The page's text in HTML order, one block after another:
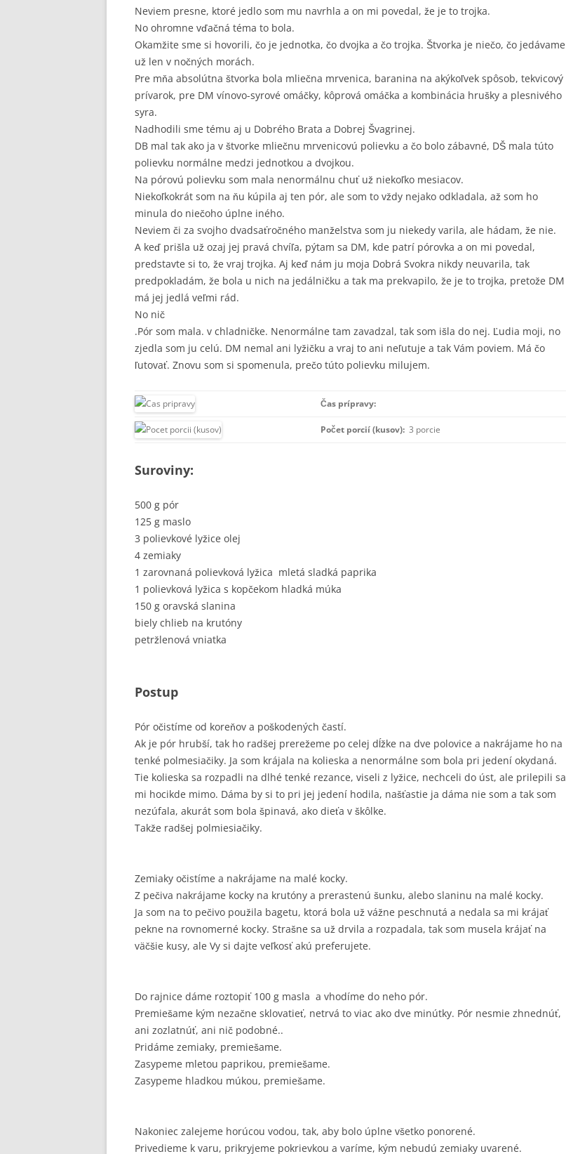
Neviem presne, ktoré jedlo som mu navrhla a on mi povedal, že je to trojka.
No ohromne vďačná téma to bola.
Okamžite sme si hovorili, čo je jednotka, čo dvojka a čo trojka. Štvorka je niečo, čo jedávame
už len v nočných morách.
Pre mňa absolútna štvorka bola mliečna mrvenica, baranina na akýkoľvek spôsob, tekvicový
prívarok, pre DM vínovo-syrové omáčky, kôprová omáčka a kombinácia hrušky a plesnivého
syra.
Nadhodili sme tému aj u Dobrého Brata a Dobrej Švagrinej.
DB mal tak ako ja v štvorke mliečnu mrvenicovú polievku a čo bolo zábavné, DŠ mala túto
polievku normálne medzi jednotkou a dvojkou.
Na pórovú polievku som mala nenormálnu chuť už niekoľko mesiacov.
Niekoľkokrát som na ňu kúpila aj ten pór, ale som to vždy nejako odkladala, až som ho
minula do niečoho úplne iného.
Neviem či za svojho dvadsaťročného manželstva som ju niekedy varila, ale hádam, že nie.
A keď prišla už ozaj jej pravá chvíľa, pýtam sa DM, kde patrí pórovka a on mi povedal,
predstavte si to, že vraj trojka. Aj keď nám ju moja Dobrá Svokra nikdy neuvarila, tak
predpokladám, že bola u nich na jedálničku a tak ma prekvapilo, že je to trojka, pretože DM
má jej jedlá veľmi rád.
No nič
.Pór som mala. v chladničke. Nenormálne tam zavadzal, tak som išla do nej. Ľudia moji, no
zjedla som ju celú. DM nemal ani lyžičku a vraj to ani neľutuje a tak Vám poviem. Má čo
ľutovať. Znovu som si spomenula, prečo túto polievku milujem.
Čas prípravy:
Počet porcií (kusov): 3 porcie
Suroviny:
500 g pór
125 g maslo
3 polievkové lyžice olej
4 zemiaky
1 zarovnaná polievková lyžica mletá sladká paprika
1 polievková lyžica s kopčekom hladká múka
150 g oravská slanina
biely chlieb na krutóny
petržlenová vniatka
Postup
Pór očistíme od koreňov a poškodených častí.
Ak je pór hrubší, tak ho radšej prerežeme po celej dĺžke na dve polovice a nakrájame ho na
tenké polmesiačiky. Ja som krájala na kolieska a nenormálne som bola pri jedení okydaná.
Tie kolieska sa rozpadli na dlhé tenké rezance, viseli z lyžice, nechceli do úst, ale prilepili sa
mi hocikde mimo. Dáma by si to pri jej jedení hodila, našťastie ja dáma nie som a tak som
nezúfala, akurát som bola špinavá, ako dieťa v škôlke.
Takže radšej polmiesiačiky.
Zemiaky očistíme a nakrájame na malé kocky.
Z pečiva nakrájame kocky na krutóny a prerastenú šunku, alebo slaninu na malé kocky.
Ja som na to pečivo použila bagetu, ktorá bola už vážne peschnutá a nedala sa mi krájať
pekne na rovnomerné kocky. Strašne sa už drvila a rozpadala, tak som musela krájať na
väčšie kusy, ale Vy si dajte veľkosť akú preferujete.
Do rajnice dáme roztopiť 100 g masla a vhodíme do neho pór.
Premiešame kým nezačne sklovatieť, netrvá to viac ako dve minútky. Pór nesmie zhnednúť,
ani zozlatnúť, ani nič podobné..
Pridáme zemiaky, premiešame.
Zasypeme mletou paprikou, premiešame.
Zasypeme hladkou múkou, premiešame.
Nakoniec zalejeme horúcou vodou, tak, aby bolo úplne všetko ponorené.
Privedieme k varu, prikryjeme pokrievkou a varíme, kým nebudú zemiaky uvarené.